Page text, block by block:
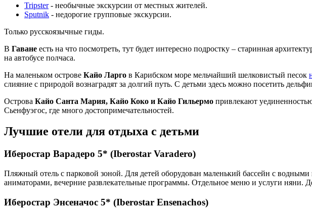
Tripster- необычные экскурсии от местных жителей.
Sputnik - недорогие групповые экскурсии.
Только русскоязычные гиды.
В Гаване есть на что посмотреть, тут будет интересно подростку – старинная
на автобусе полчаса.
На маленьком острове Кайо Ларго в Карибском море мельчайший шелковистый песок
слияние с природой вознаградят за долгий путь. С детьми здесь можно посетить
Острова Кайо Санта Мария, Кайо Коко и Кайо Гильермо привлекают
Сьенфуэгос, где много достопримечательностей.
Лучшие отели для отдыха с детьми
Иберостар Варадеро 5* (Iberostar Varadero)
Пляжный отель с парковой зоной. Для детей оборудован маленький бассейн с
аниматорами, вечерние развлекательные программы. Отдельное меню и услуги няни.
Иберостар Энсеначос 5* (Iberostar Ensenachos)